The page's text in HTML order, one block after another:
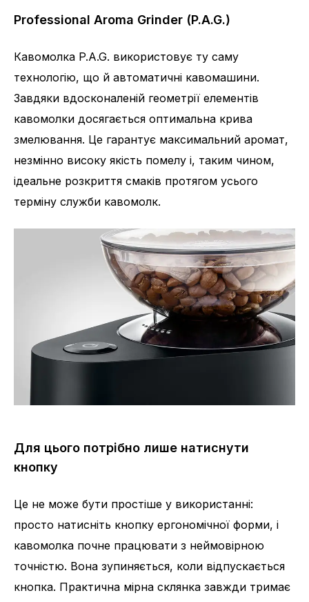
Professional Aroma Grinder (P.A.G.)
Кавомолка P.A.G. використовує ту саму
технологію, що й автоматичні кавомашини.
Завдяки вдосконаленій геометрії елементів
кавомолки досягається оптимальна крива
змелювання. Це гарантує максимальний аромат,
незмінно високу якість помелу і, таким чином,
ідеальне розкриття смаків протягом усього
терміну служби кавомолк.
Для цього потрібно лише натиснути
кнопку
Це не може бути простіше у використанні:
просто натисніть кнопку ергономічної форми, і
кавомолка почне працювати з неймовірною
точністю. Вона зупиняється, коли відпускається
кнопка. Практична мірна склянка завжди тримає